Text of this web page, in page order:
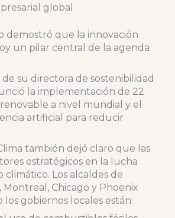
global
demostró que la innovación
un pilar central de la agenda
de su directora de sostenibilidad
la implementación de 22
a nivel mundial y el
artificial para reducir
también dejó claro que las
estratégicos en la lucha
climático. Los alcaldes de
Montreal, Chicago y Phoenix
los gobiernos locales están: